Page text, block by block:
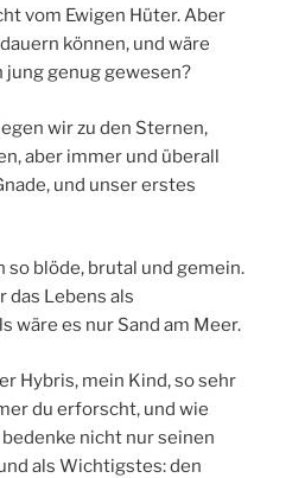
vom Ewigen Hüter. Aber
können, und wäre
jung genug gewesen?
wir zu den Sternen,
aber immer und überall
und unser erstes
so blöde, brutal und gemein.
das Lebens als
wäre es nur Sand am Meer.
Hybris, mein Kind, so sehr
du erforscht, und wie
nicht nur seinen
als Wichtigstes: den